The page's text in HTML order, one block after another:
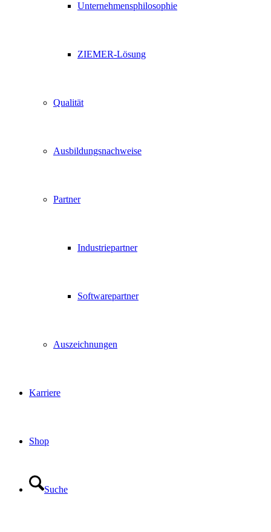
Unternehmensphilosophie
ZIEMER-Lösung
Qualität
Ausbildungsnachweise
Partner
Industriepartner
Softwarepartner
Auszeichnungen
Karriere
Shop
Suche